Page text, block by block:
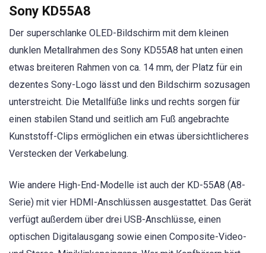
Sony KD55A8
Der superschlanke OLED-Bildschirm mit dem kleinen
dunklen Metallrahmen des Sony KD55A8 hat unten einen
etwas breiteren Rahmen von ca. 14 mm, der Platz für ein
dezentes Sony-Logo lässt und den Bildschirm sozusagen
unterstreicht. Die Metallfüße links und rechts sorgen für
einen stabilen Stand und seitlich am Fuß angebrachte
Kunststoff-Clips ermöglichen ein etwas übersichtlicheres
Verstecken der Verkabelung.
Wie andere High-End-Modelle ist auch der KD-55A8 (A8-
Serie) mit vier HDMI-Anschlüssen ausgestattet. Das Gerät
verfügt außerdem über drei USB-Anschlüsse, einen
optischen Digitalausgang sowie einen Composite-Video-